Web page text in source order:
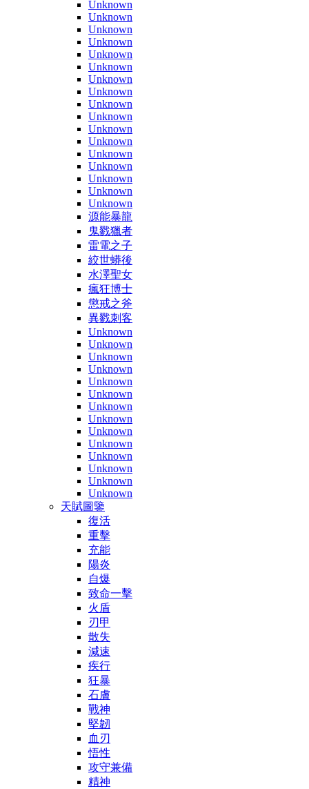
Unknown
Unknown
Unknown
Unknown
Unknown
Unknown
Unknown
Unknown
Unknown
Unknown
Unknown
Unknown
Unknown
Unknown
Unknown
Unknown
Unknown
源能暴龍
鬼戮獵者
雷電之子
絞世蟒後
水澤聖女
瘋狂博士
懲戒之斧
異戮刺客
Unknown
Unknown
Unknown
Unknown
Unknown
Unknown
Unknown
Unknown
Unknown
Unknown
Unknown
Unknown
Unknown
Unknown
天賦圖鑒
復活
重擊
充能
陽炎
自爆
致命一擊
火盾
刃甲
散失
減速
疾行
狂暴
石膚
戰神
堅韌
血刃
悟性
攻守兼備
精神